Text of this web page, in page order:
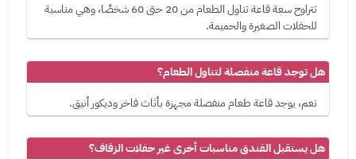
تتراوح سعة قاعة تناول الطعام من 20 حتى 60 شخصًا، وهي مناسبة
للحفلات الصغيرة والحميمة.
هل توجد قاعة منفصلة لتناول الطعام؟
نعم، يوجد قاعة طعام منفصلة مجهزة بأثاث فاخر وديكور أنيق.
هل يستقبل الفندق مناسبات أخرى غير حفلات الزفاف؟